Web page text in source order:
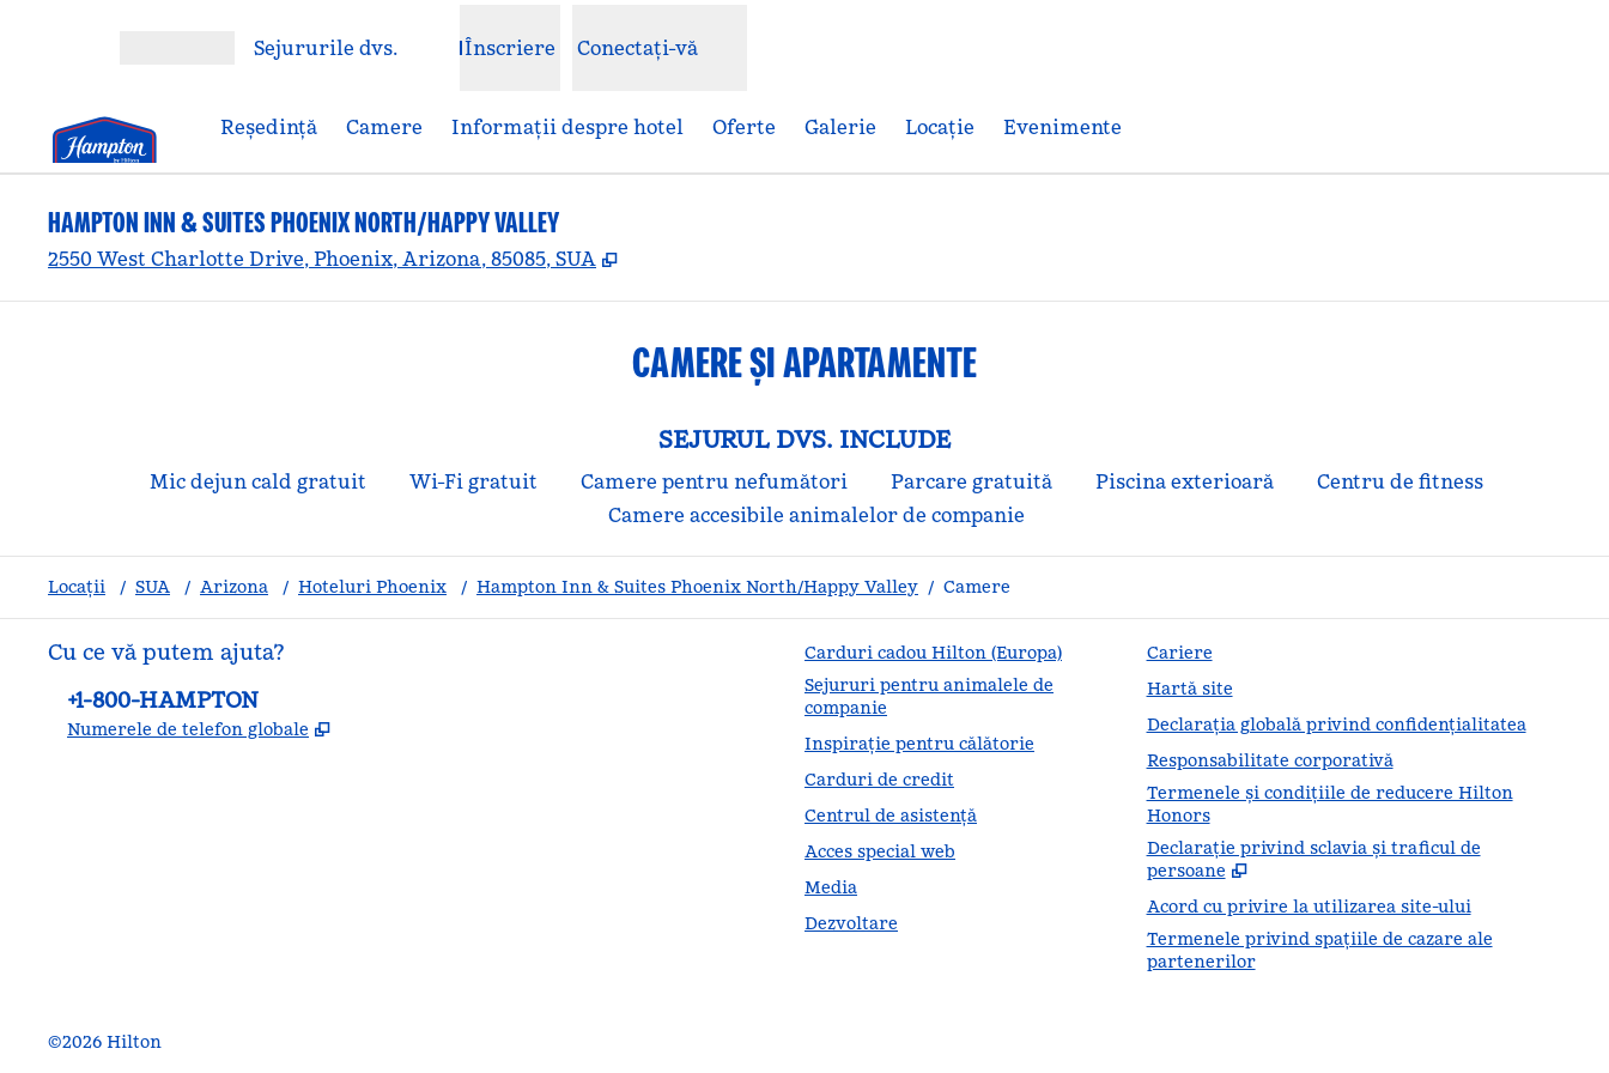
Deschideți meniulSejururile dvs. Înscriere Conectați-vă
Reşedinţă Camere Informații despre hotel Oferte Galerie Locaţie Evenimente
HAMPTON INN & SUITES PHOENIX NORTH/HAPPY VALLEY
2550 West Charlotte Drive, Phoenix, Arizona, 85085, SUA ,
CAMERE ȘI APARTAMENTE
SEJURUL DVS. INCLUDE
Mic dejun cald gratuit Wi-Fi gratuit Camere pentru nefumători Parcare gratuită Piscina exterioară
Centru de fitness
Camere accesibile animalelor de companie
Locații / SUA / Arizona / Hoteluri Phoenix / Hampton Inn & Suites Phoenix North/Happy Valley / Camere
Cu ce vă putem ajuta?
Telefon:
+1-800-HAMPTON
Numerele de telefon globale ,
Carduri cadou Hilton (Europa)
Sejururi pentru animalele de
companie
Inspirație pentru călătorie
Carduri de credit
Centrul de asistență
Acces special web
Media
Dezvoltare
Cariere
Hartă site
Declarația globală privind confidenţialitatea
Responsabilitate corporativă
Termenele și condițiile de reducere Hilton
Honors
Declarație privind sclavia și traficul de
persoane
Acord cu privire la utilizarea site-ului
Termenele privind spațiile de cazare ale
partenerilor
©2026 Hilton